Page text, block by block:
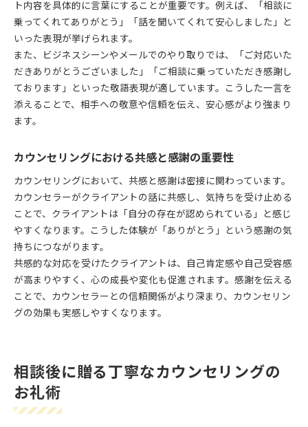
ト内容を具体的に言葉にすることが重要です。例えば、「相談に
乗ってくれてありがとう」「話を聞いてくれて安心しました」と
いった表現が挙げられます。
また、ビジネスシーンやメールでのやり取りでは、「ご対応いた
だきありがとうございました」「ご相談に乗っていただき感謝し
ております」といった敬語表現が適しています。こうした一言を
添えることで、相手への敬意や信頼を伝え、安心感がより強まり
ます。
カウンセリングにおける共感と感謝の重要性
カウンセリングにおいて、共感と感謝は密接に関わっています。
カウンセラーがクライアントの話に共感し、気持ちを受け止める
ことで、クライアントは「自分の存在が認められている」と感じ
やすくなります。こうした体験が「ありがとう」という感謝の気
持ちにつながります。
共感的な対応を受けたクライアントは、自己肯定感や自己受容感
が高まりやすく、心の成長や変化も促進されます。感謝を伝える
ことで、カウンセラーとの信頼関係がより深まり、カウンセリン
グの効果も実感しやすくなります。
相談後に贈る丁寧なカウンセリングの
お礼術